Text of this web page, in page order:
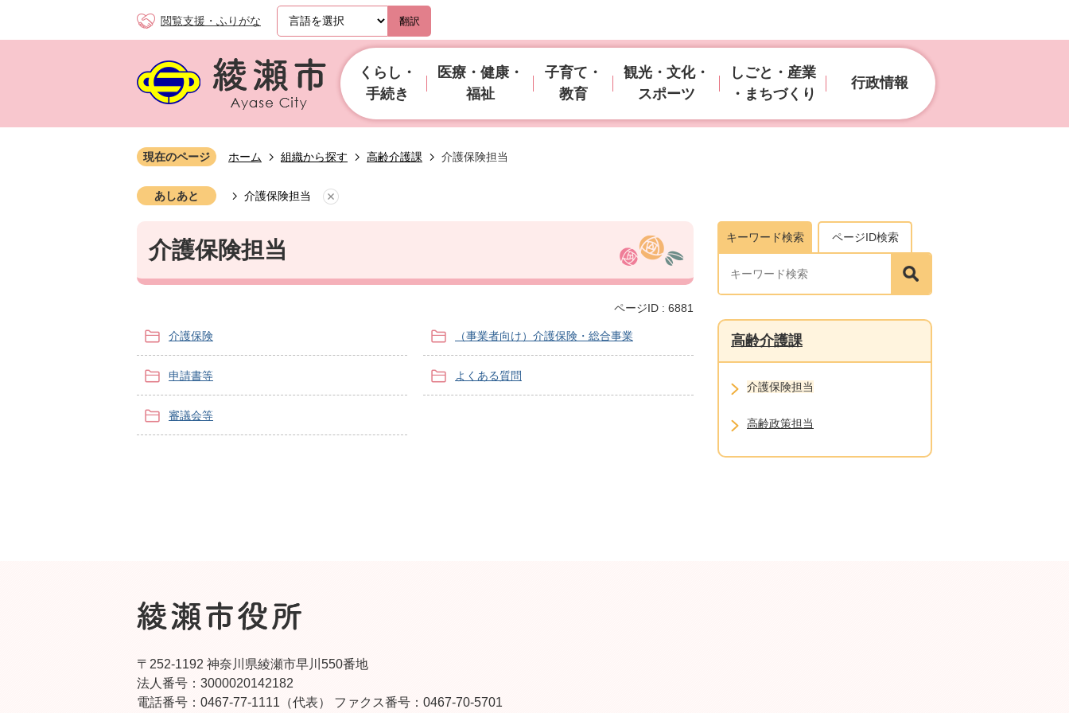
閲覧支援・ふりがな 翻訳
くらし・
手続き
医療・健康・
福祉
子育て・
教育
観光・文化・
スポーツ
しごと・産業
・まちづくり
行政情報
現在のページ ホーム 組織から探す 高齢介護課 介護保険担当
あしあと 介護保険担当
介護保険担当
ページID : 6881
介護保険 （事業者向け）介護保険・総合事業
申請書等 よくある質問
審議会等
キーワード検索 ページID検索
高齢介護課
介護保険担当
高齢政策担当
〒252-1192 神奈川県綾瀬市早川550番地
法人番号：3000020142182
電話番号：0467-77-1111（代表） ファクス番号：0467-70-5701